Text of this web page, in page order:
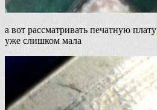
а вот рассматривать печатную плату
уже слишком мала